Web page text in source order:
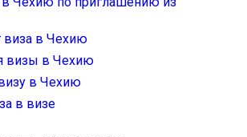
виза в Чехию
визы в Чехию
в Чехию
в визе